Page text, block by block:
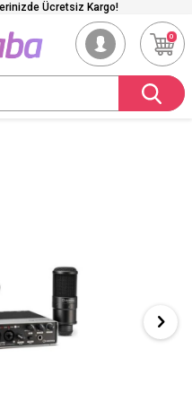
Ücretsiz Kargo!
0